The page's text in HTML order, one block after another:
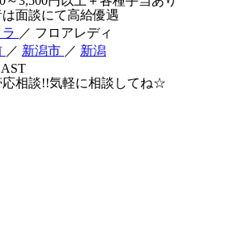
面談にて高給優遇
／ フロアレディ
／ 新潟市 ／ 新潟
相談!!気軽に相談してね☆